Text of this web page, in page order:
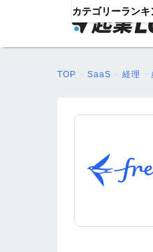
カテゴリーランキ
TOP SaaS 経理